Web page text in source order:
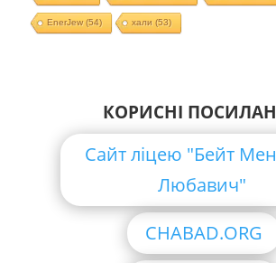
EnerJew(54) хали (53)
КОРИСНІ
Сайт ліцею "Бейт
Любавич"
CHABAD.ORG